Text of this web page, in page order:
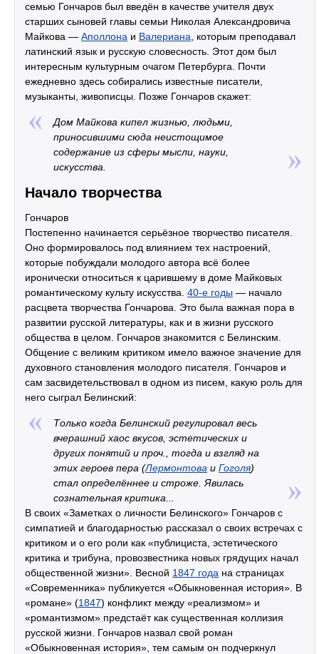
семью Гончаров был введён в качестве учителя двух
старших сыновей главы семьи Николая Александровича
Майкова — Аполлона и Валериана , которым преподавал
латинский язык и русскую словесность. Этот дом был
интересным культурным очагом Петербурга. Почти
ежедневно здесь собирались известные писатели,
музыканты, живописцы. Позже Гончаров скажет:
Дом Майкова кипел жизнью, людьми,
приносившими сюда неистощимое
содержание из сферы мысли, науки,
искусства.
Начало творчества
Гончаров
Постепенно начинается серьёзное творчество писателя.
Оно формировалось под влиянием тех настроений,
которые побуждали молодого автора всё более
иронически относиться к царившему в доме Майковых
романтическому культу искусства. 40-е годы — начало
расцвета творчества Гончарова. Это была важная пора в
развитии русской литературы, как и в жизни русского
общества в целом. Гончаров знакомится с Белинским.
Общение с великим критиком имело важное значение для
духовного становления молодого писателя. Гончаров и
сам засвидетельствовал в одном из писем, какую роль для
него сыграл Белинский:
Только когда Белинский регулировал весь
вчерашний хаос вкусов, эстетических и
других понятий и проч., тогда и взгляд на
этих героев пера (Лермонтова и Гоголя)
стал определённее и строже. Явилась
сознательная критика...
В своих «Заметках о личности Белинского» Гончаров с
симпатией и благодарностью рассказал о своих встречах с
критиком и о его роли как «публициста, эстетического
критика и трибуна, провозвестника новых грядущих начал
общественной жизни». Весной 1847 года на страницах
«Современника» публикуется «Обыкновенная история». В
«романе» (1847) конфликт между «реализмом» и
«романтизмом» предстаёт как существенная коллизия
русской жизни. Гончаров назвал свой роман
«Обыкновенная история», тем самым он подчеркнул